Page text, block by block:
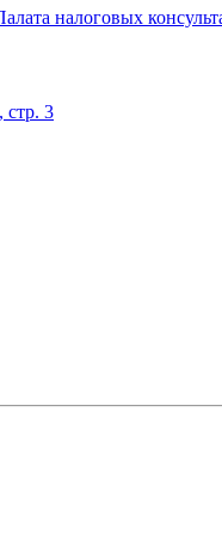
налоговых
стр. 3